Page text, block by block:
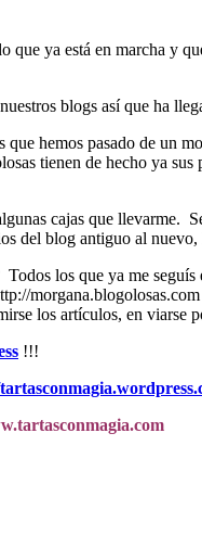
ya está en marcha y
blogs así que ha
hemos pasado de un
tienen de hecho ya
cajas que llevarme.
del blog antiguo al
los que ya me
los artículos, en viarse
!!!